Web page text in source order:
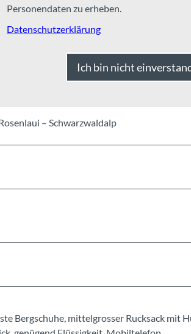
Aug Sep Okt Nov
– Schwarzwaldalp
Bergschuhe, mittelgrosser Rucksack mit
Personendaten zu erheben.
Datenschutzerklärung
Ich bin nicht